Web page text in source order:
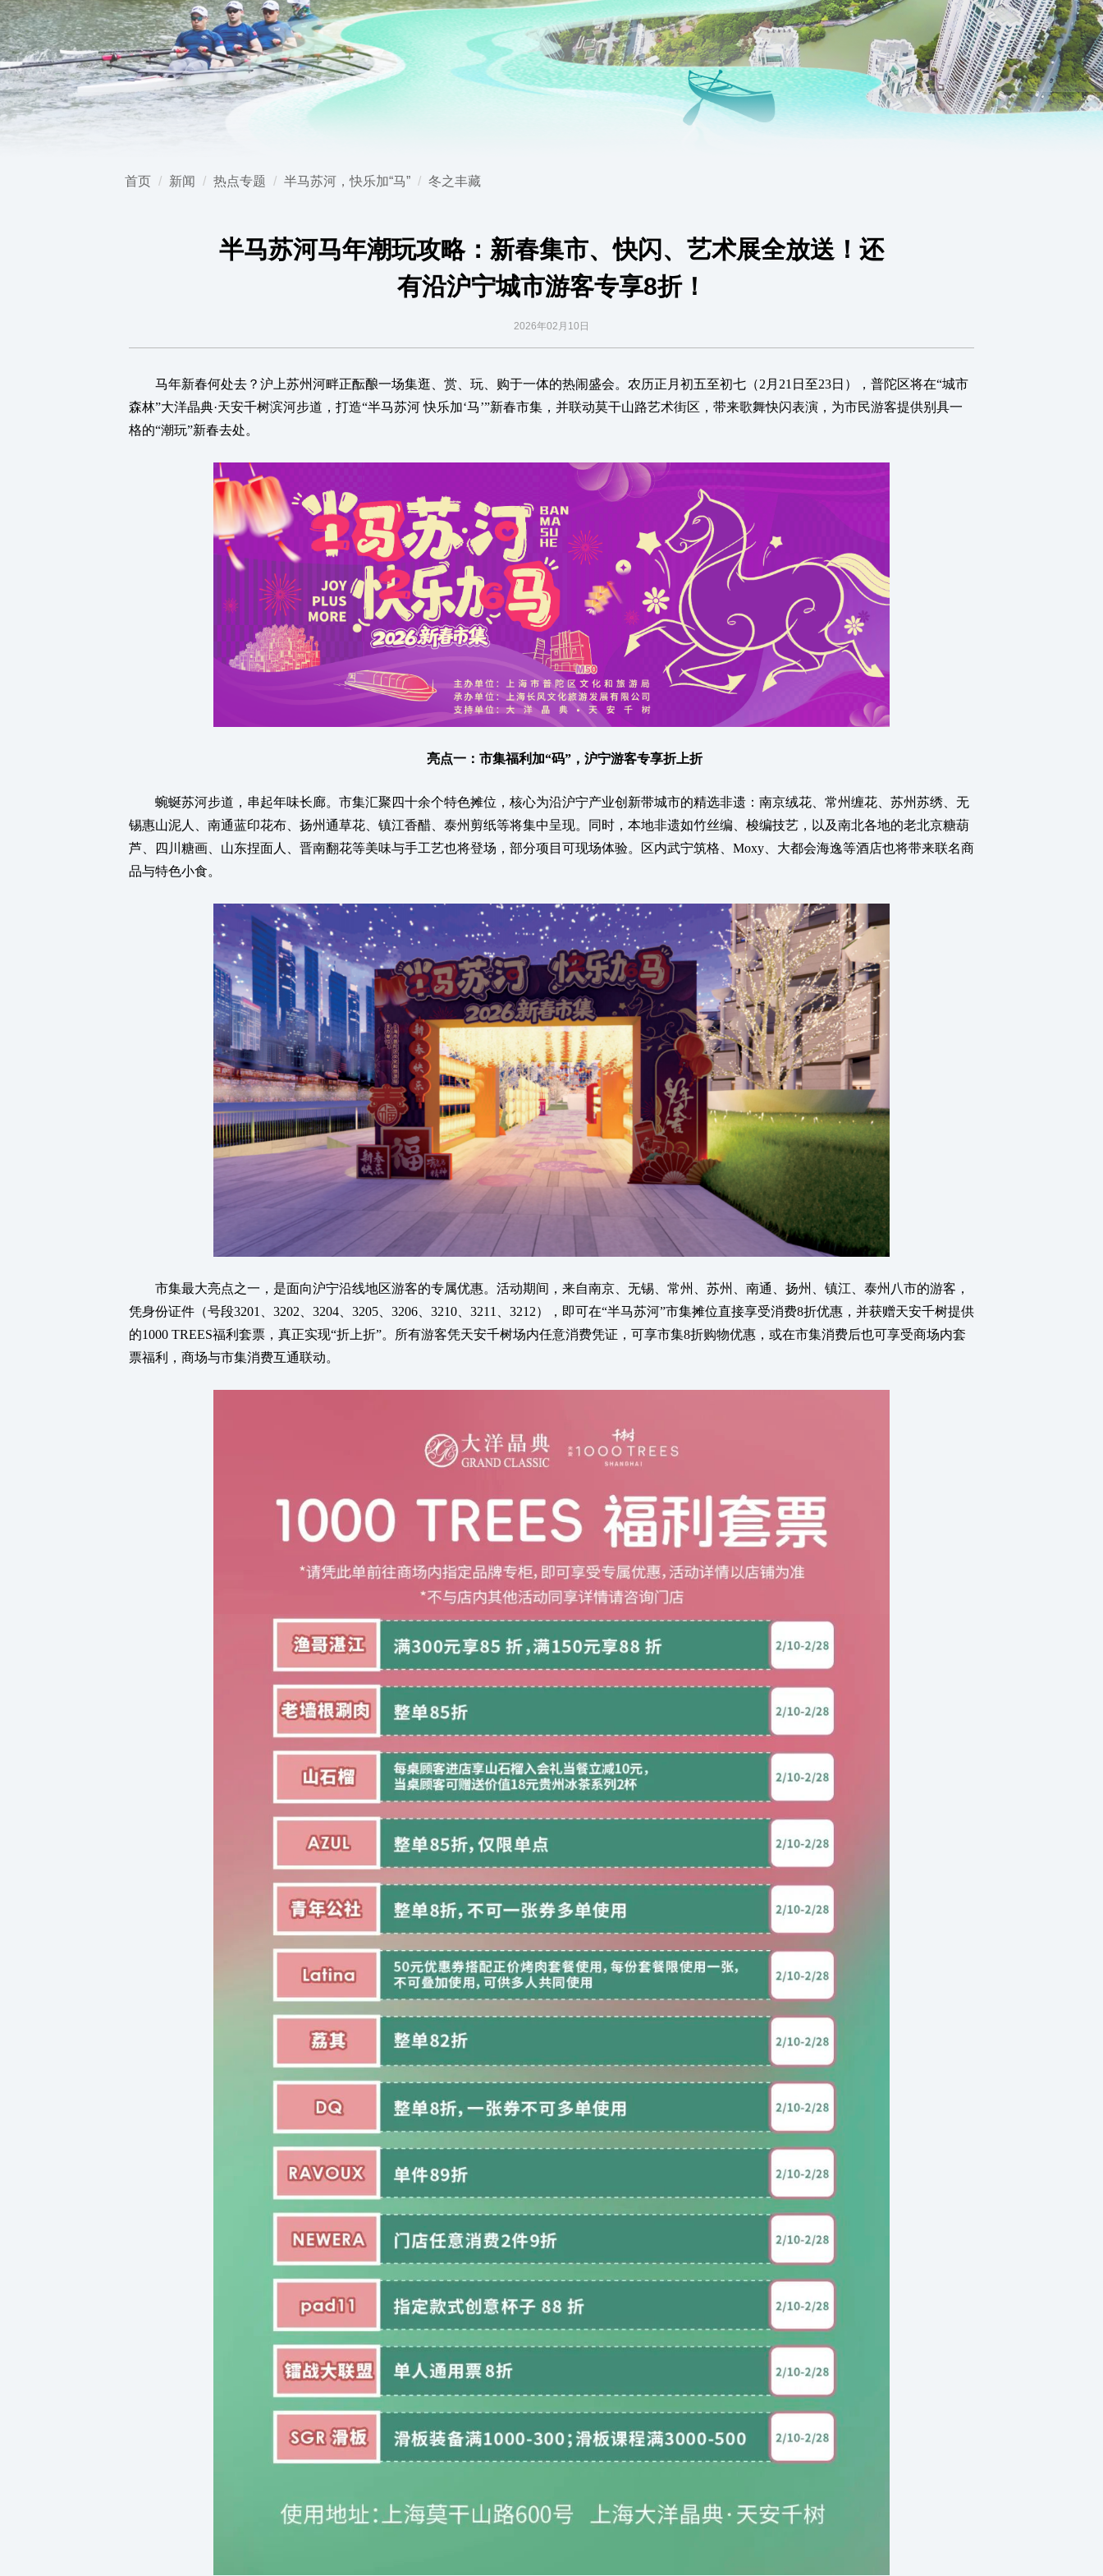
首页 新闻 热点专题 半马苏河，快乐加“马” 冬之丰藏
半马苏河马年潮玩攻略：新春集市、快闪、艺术展全放送！还
有沿沪宁城市游客专享8折！
2026年02月10日
马年新春何处去？沪上苏州河畔正酝酿一场集逛、赏、玩、购于一体的热闹盛会。农历正月初五至初七（2月21日至23日），普陀区将在“城市
森林”大洋晶典·天安千树滨河步道，打造“半马苏河 快乐加‘马’”新春市集，并联动莫干山路艺术街区，带来歌舞快闪表演，为市民游客提供别具一
格的“潮玩”新春去处。
亮点一：市集福利加“码”，沪宁游客专享折上折
蜿蜒苏河步道，串起年味长廊。市集汇聚四十余个特色摊位，核心为沿沪宁产业创新带城市的精选非遗：南京绒花、常州缠花、苏州苏绣、无
锡惠山泥人、南通蓝印花布、扬州通草花、镇江香醋、泰州剪纸等将集中呈现。同时，本地非遗如竹丝编、梭编技艺，以及南北各地的老北京糖葫
芦、四川糖画、山东捏面人、晋南翻花等美味与手工艺也将登场，部分项目可现场体验。区内武宁筑格、Moxy、大都会海逸等酒店也将带来联名商
品与特色小食。
市集最大亮点之一，是面向沪宁沿线地区游客的专属优惠。活动期间，来自南京、无锡、常州、苏州、南通、扬州、镇江、泰州八市的游客，
凭身份证件（号段3201、3202、3204、3205、3206、3210、3211、3212），即可在“半马苏河”市集摊位直接享受消费8折优惠，并获赠天安千树提供
的1000 TREES福利套票，真正实现“折上折”。所有游客凭天安千树场内任意消费凭证，可享市集8折购物优惠，或在市集消费后也可享受商场内套
票福利，商场与市集消费互通联动。